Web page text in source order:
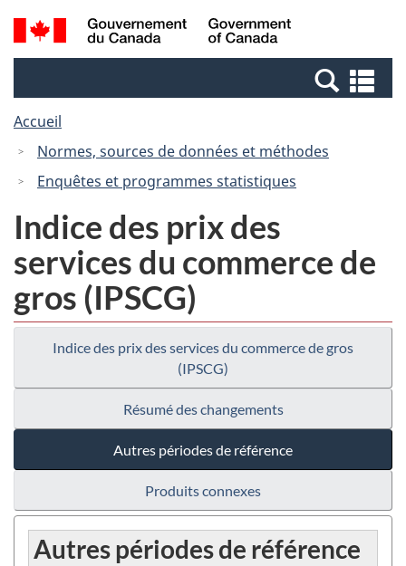
Passer
au
Passer
à
Canada
Recherche
et
et
Accueil
Normes, sources de données et méthodes
Enquêtes et programmes statistiques
Indice des prix des
services du commerce de
gros (IPSCG)
Indice des prix des services du commerce de gros
(IPSCG)
Résumé des changements
Autres périodes de référence
Produits connexes
Autres périodes de référence